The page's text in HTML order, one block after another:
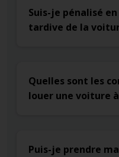
Suis-je pénalisé
tardive de la
Quelles sont les
louer une voiture
Puis-je prendre